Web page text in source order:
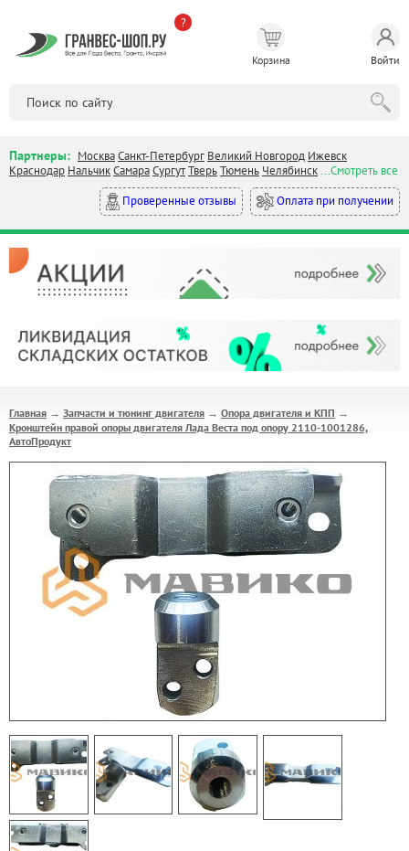
?
Корзина Войти
Партнеры: МоскваСанкт-Петербург Великий Новгород Ижевск
Краснодар НальчикСамараСургутТверьТюмень Челябинск...Смотреть все
Проверенные отзывы
Оплата при получении
Главная → Запчасти и тюнинг двигателя → Опора двигателя и КПП →
Кронштейн правой опоры двигателя Лада Веста под опору 2110-1001286,
АвтоПродукт